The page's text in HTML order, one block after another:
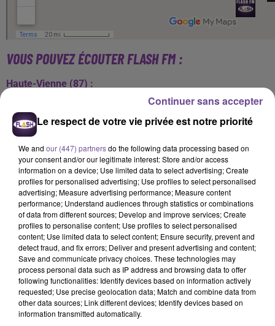
VOUS POUVEZ ÉCOUTER FLASH FM :
Haute-Vienne (87) :
- Saint-Junien : 98.4 MHz
Creuse (23) :
- Guéret : 97.7 MHz
Vienne (86) :
- Montmorillon : 95 MHz
- Poitiers : DAB+
Corrèze (19) :
- Brive : 99.9 MHz
- Uzerche : 99.9 MHz
EN DAB + :
- Haute-Vienne : Limoges, Saint-Junien, Bellac
- Corrèze : Brive, Uzerche, Tulle
- Vienne : Poitiers
Le respect de votre vie privée est notre priorité
We and our (447) partnersdo the following data processing based on
your consent and/or our legitimate interest: Store and/or access
information on a device; Use limited data to select advertising; Create
profiles for personalised advertising; Use profiles to select personalised
advertising; Measure advertising performance; Measure content
performance; Understand audiences through statistics or combinations
of data from different sources; Develop and improve services; Create
profiles to personalise content; Use profiles to select personalised
content; Use limited data to select content; Ensure security, prevent and
detect fraud, and fix errors; Deliver and present advertising and content;
Save and communicate privacy choices. These technologies may
process personal data such as IP address and browsing data to offer
following functionalities: Identify devices based on information actively
requested; Use precise geolocation data; Match and combine data from
other data sources; Link different devices; Identify devices based on
information transmitted automatically.
Continuer sans accepter